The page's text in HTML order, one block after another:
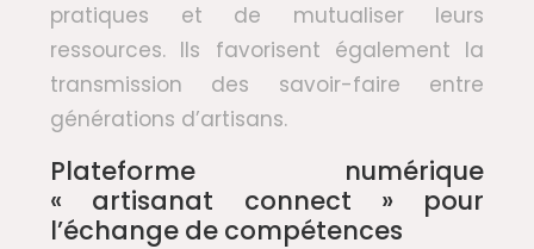
pratiques et de mutualiser leurs
ressources. Ils favorisent également la
transmission des savoir-faire entre
générations d’artisans.
Plateforme numérique
« artisanat connect » pour
l’échange de compétences